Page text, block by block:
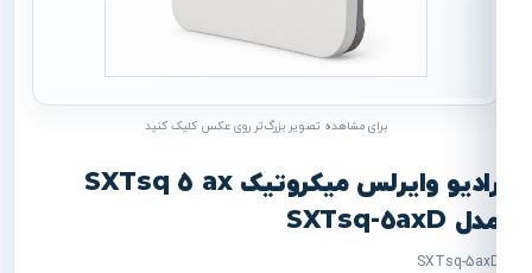
برای مشاهده تصویر بزرگ‌تر روی عکس کلیک کنید
رادیو وایرلس میکروتیک SXTsq 5 ax
مدل SXTsq-5axD
SXTsq-5axD